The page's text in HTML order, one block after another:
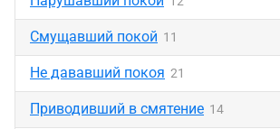
Смущавший покой 11
Не дававший покоя 21
Приводивший в смятение 14